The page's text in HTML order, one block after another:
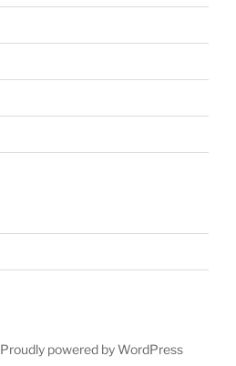
Proudly powered by WordPress